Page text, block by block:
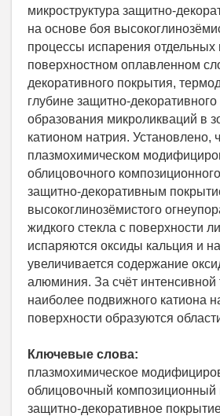
микроструктура защитно-
на основе боя
процессы испарения отдельных
поверхностном оплавленном
декоративного покрытия,
глубине защитно-
образования микроликваций в
катионом натрия. Установлено,
плазмохимическом
облицовочного
защитно-декоративным
высокоглинозёмистого
жидкого стекла с поверхности
испаряются оксиды кальция и
увеличивается содержание
алюминия. За счёт
наиболее подвижного катиона
поверхности образуются
Ключевые слова:
плазмохимическое
облицовочный композиционный
защитно-декоративное